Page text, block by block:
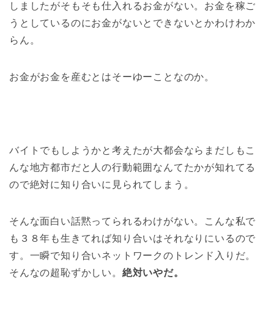
しましたがそもそも仕入れるお金がない。お金を稼ご
うとしているのにお金がないとできないとかわけわか
らん。
お金がお金を産むとはそーゆーことなのか。
バイトでもしようかと考えたが大都会ならまだしもこ
んな地方都市だと人の行動範囲なんてたかが知れてる
ので絶対に知り合いに見られてしまう。
そんな面白い話黙ってられるわけがない。こんな私で
も３８年も生きてれば知り合いはそれなりにいるので
す。一瞬で知り合いネットワークのトレンド入りだ。
そんなの超恥ずかしい。 絶対いやだ。